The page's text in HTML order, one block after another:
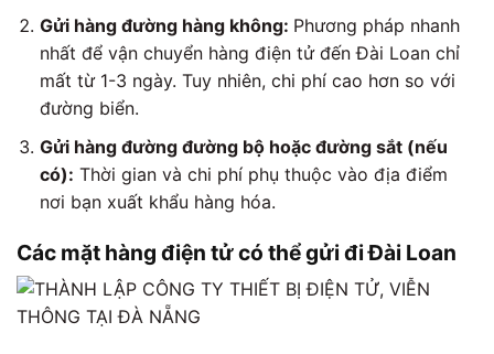
Gửi hàng đường hàng không: Phương pháp nhanh
nhất để vận chuyển hàng điện tử đến Đài Loan chỉ
mất từ 1-3 ngày. Tuy nhiên, chi phí cao hơn so với
đường biển.
Gửi hàng đường đường bộ hoặc đường sắt (nếu
có): Thời gian và chi phí phụ thuộc vào địa điểm
nơi bạn xuất khẩu hàng hóa.
Các mặt hàng điện tử có thể gửi đi Đài Loan